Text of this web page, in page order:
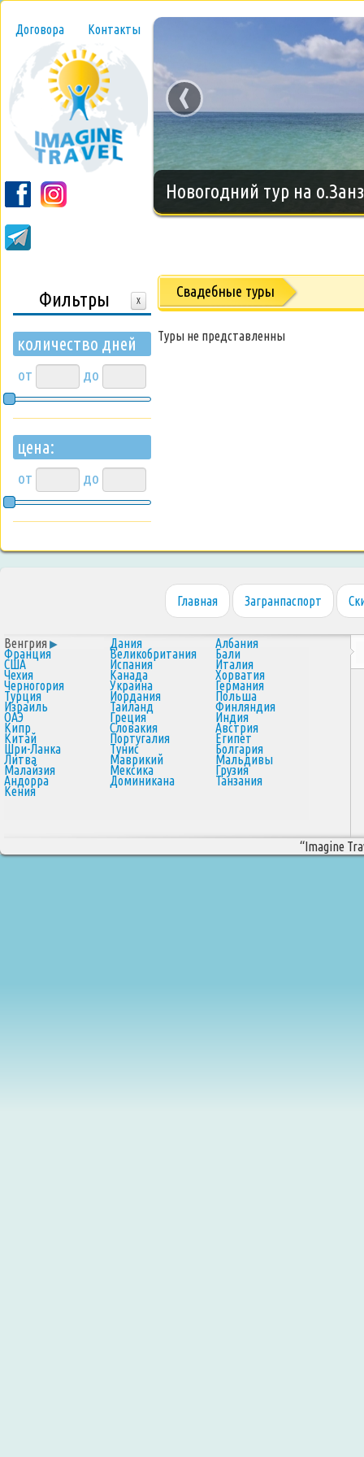
Договора Контакты
Новогодний тур на
‹
Фильтры X
количество дней
от до
цена:
от до
Свадебные туры
Туры не представленны
Главная Загранпаспорт
Венгрия Дания Албания
Франция Великобритания Бали
США Испания Италия
Чехия Канада Хорватия
Черногория Украина Германия
Турция Иордания Польша
Израиль Таиланд Финляндия
ОАЭ Греция Индия
Кипр Словакия Австрия
Китай Португалия Египет
Шри-Ланка Тунис Болгария
Литва Маврикий Мальдивы
Малайзия Мексика Грузия
Андорра Доминикана Танзания
Кения
“Imagine